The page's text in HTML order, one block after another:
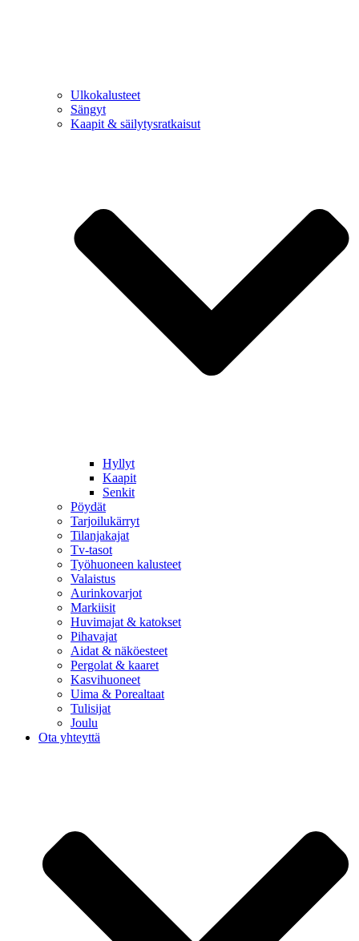
Ulkokalusteet
Sängyt
Kaapit & säilytysratkaisut
Hyllyt
Kaapit
Senkit
Pöydät
Tarjoilukärryt
Tilanjakajat
Tv-tasot
Työhuoneen kalusteet
Valaistus
Aurinkovarjot
Markiisit
Huvimajat & katokset
Pihavajat
Aidat & näköesteet
Pergolat & kaaret
Kasvihuoneet
Uima & Porealtaat
Tulisijat
Joulu
Ota yhteyttä